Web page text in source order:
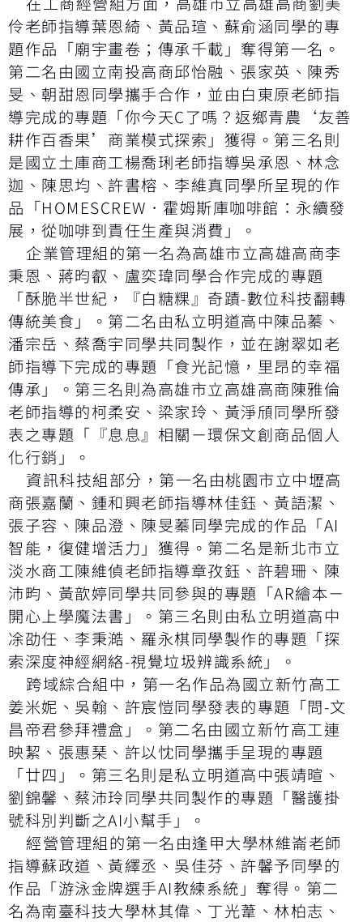
伶老師指導葉恩綺、黃品瑄、蘇俞涵同學的專
題作品「廟宇畫卷；傳承千載」奪得第一名。
第二名由國立南投高商邱怡融、張家英、陳秀
旻、朝甜恩同學攜手合作，並由白東原老師指
導完成的專題「你今天C了嗎？返鄉青農‘友善
耕作百香果’商業模式探索」獲得。第三名則
是國立土庫商工楊喬琍老師指導吳承恩、林念
迦、陳思均、許書榕、李維真同學所呈現的作
品「HOMESCREW．霍姆斯庫咖啡館：永續發
展，從咖啡到責任生產與消費」。
企業管理組的第一名為高雄市立高雄高商李
秉恩、蔣昀叡、盧奕瑋同學合作完成的專題
「酥脆半世紀，『白糖粿』奇蹟-數位科技翻轉
傳統美食」。第二名由私立明道高中陳品蓁、
潘宗岳、蔡喬宇同學共同製作，並在謝翠如老
師指導下完成的專題「食光記憶，里昂的幸福
傳承」。第三名則為高雄市立高雄高商陳雅倫
老師指導的柯柔安、梁家玲、黃淨頎同學所發
表之專題「『息息』相關－環保文創商品個人
化行銷」。
資訊科技組部分，第一名由桃園市立中壢高
商張嘉蘭、鍾和興老師指導林佳鈺、黃語潔、
張子容、陳品澄、陳旻蓁同學完成的作品「AI
智能，復健增活力」獲得。第二名是新北市立
淡水商工陳維偵老師指導章孜鈺、許碧珊、陳
沛畇、黃歆婷同學共同參與的專題「AR繪本－
開心上學魔法書」。第三名則由私立明道高中
凃劭任、李秉澔、羅永棋同學製作的專題「探
索深度神經網絡-視覺垃圾辨識系統」。
跨域綜合組中，第一名作品為國立新竹高工
姜米妮、吳翰、許宸愷同學發表的專題「問-文
昌帝君參拜禮盒」。第二名由國立新竹高工連
映絜、張惠琹、許以忱同學攜手呈現的專題
「廿四」。第三名則是私立明道高中張靖暄、
劉錦馨、蔡沛玲同學共同製作的專題「醫護掛
號科別判斷之AI小幫手」。
經營管理組的第一名由逢甲大學林維崙老師
指導蘇政道、黃繹丞、吳佳芬、許馨予同學的
作品「游泳金牌選手AI教練系統」奪得。第二
名為南臺科技大學林其偉、丁光葦、林柏志、